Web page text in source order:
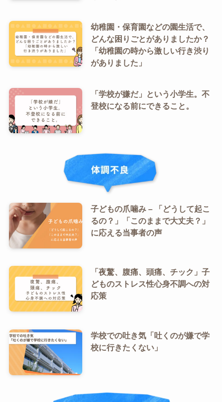
幼稚園・保育園などの園生活で、
どんな困りごとがありましたか？
「幼稚園の時から激しい行き渋り
がありました」
「学校が嫌だ」という小学生。不
登校になる前にできること。
子どもの爪噛み – 「どうして起こ
るの？」「このままで大丈夫？」
に応える当事者の声
「夜驚、腹痛、頭痛、チック」子
どものストレス性心身不調への対
応策
学校での吐き気「吐くのが嫌で学
校に行きたくない」